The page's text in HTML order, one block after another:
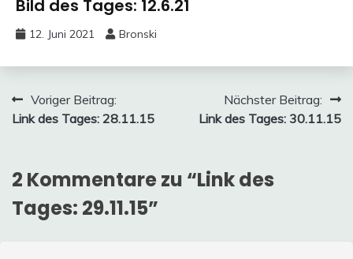
Bild des Tages: 12.6.21
12. Juni 2021 Bronski
Beitragsnavigation
Voriger Beitrag:
Link des Tages: 28.11.15
Nächster Beitrag:
Link des Tages: 30.11.15
2 Kommentare zu “Link des
Tages: 29.11.15”